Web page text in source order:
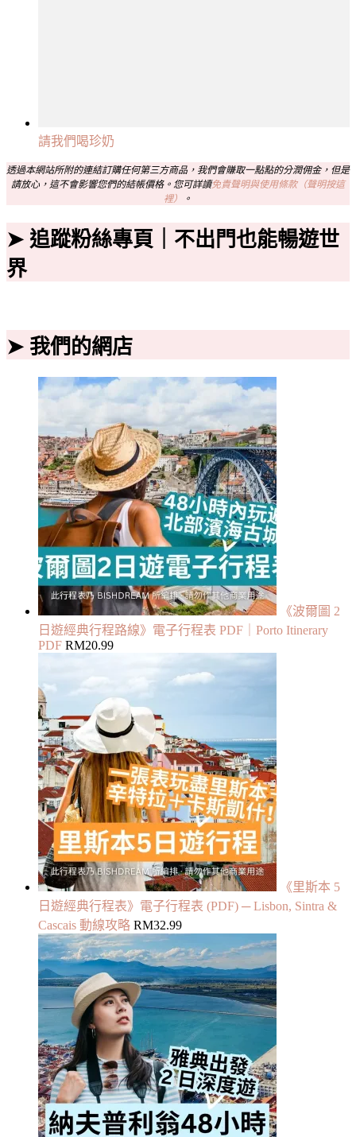
請我們喝珍奶
透過本網站所附的連結訂購任何第三方商品，我們會賺取一點點的分潤佣金，但是
請放心，這不會影響您們的結帳價格。您可詳讀免責聲明與使用條款（聲明按這
裡）
。
➤ 追蹤粉絲專頁｜不出門也能暢遊世
界
➤ 我們的網店
《波爾圖 2
日遊經典行程路線》電子行程表 PDF｜Porto Itinerary
PDF RM20.99
《里斯本 5
日遊經典行程表》電子行程表 (PDF) ─ Lisbon, Sintra &
Cascais 動線攻略 RM32.99